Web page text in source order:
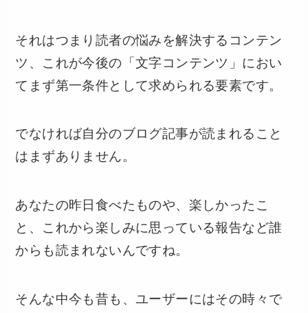
それはつまり読者の悩みを解決するコンテン
ツ、これが今後の「文字コンテンツ」におい
てまず第一条件として求められる要素です。
でなければ自分のブログ記事が読まれること
はまずありません。
あなたの昨日食べたものや、楽しかったこ
と、これから楽しみに思っている報告など誰
からも読まれないんですね。
そんな中今も昔も、ユーザーにはその時々で